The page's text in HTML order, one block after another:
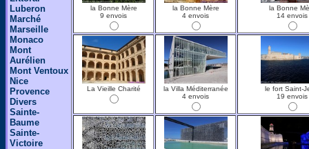
Luberon
Marché
Marseille
Monaco
Mont
Aurélien
Mont Ventoux
Nice
Provence
Divers
Sainte-
Baume
Sainte-
Victoire
la Bonne Mère
9 envois
la Bonne Mère
4 envois
la Bonne
14 envois
La Vieille Charité
la Villa Méditerranée
4 envois
le fort Saint-
19 envois